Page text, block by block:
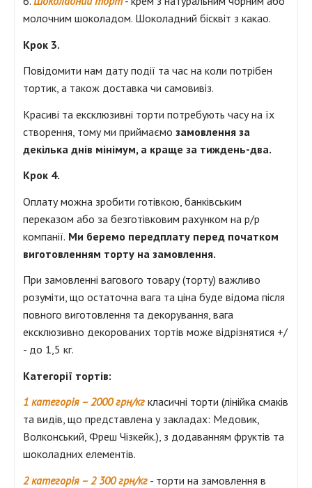
молочним шоколадом. Шоколадний бісквіт з какао.
Крок 3.
Повідомити нам дату події та час на коли потрібен
тортик, а також доставка чи самовивіз.
Красиві та ексклюзивні торти потребують часу на їх
створення, тому ми приймаємо замовлення за
декілька днів мінімум, а краще за тиждень-два.
Крок 4.
Оплату можна зробити готівкою, банківським
переказом або за безготівковим рахунком на р/р
компанії. Ми беремо передплату перед початком
виготовленням торту на замовлення.
При замовленні вагового товару (торту) важливо
розуміти, що остаточна вага та ціна буде відома після
повного виготовлення та декорування, вага
ексклюзивно декорованих тортів може відрізнятися +/
- до 1,5 кг.
Категорії тортів:
1 категорія – 2000 грн/кг класичні торти (лінійка смаків
та видів, що представлена у закладах: Медовик,
Волконський, Фреш Чізкейк.), з додаванням фруктів та
шоколадних елементів.
2 категорія – 2 300 грн/кг - торти на замовлення в